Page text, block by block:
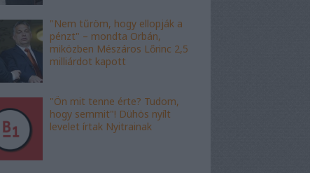
"Nem tűröm, hogy ellopják a
pénzt" – mondta Orbán,
miközben Mészáros Lőrinc 2,5
milliárdot kapott
"Ön mit tenne érte? Tudom,
hogy semmit"! Dühös nyílt
levelet írtak Nyitrainak